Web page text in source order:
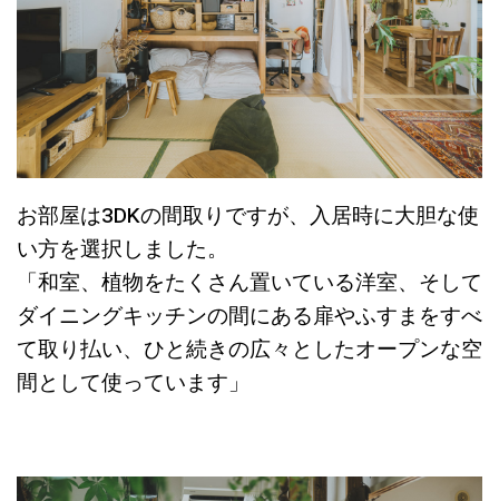
お部屋は3DKの間取りですが、入居時に大胆な使
い方を選択しました。
「和室、植物をたくさん置いている洋室、そして
ダイニングキッチンの間にある扉やふすまをすべ
て取り払い、ひと続きの広々としたオープンな空
間として使っています」